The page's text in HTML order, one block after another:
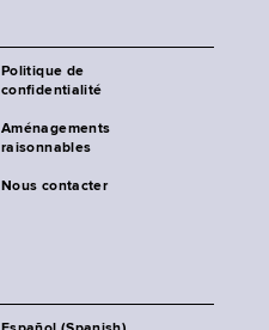
Politique de
confidentialité
Aménagements
raisonnables
Nous contacter